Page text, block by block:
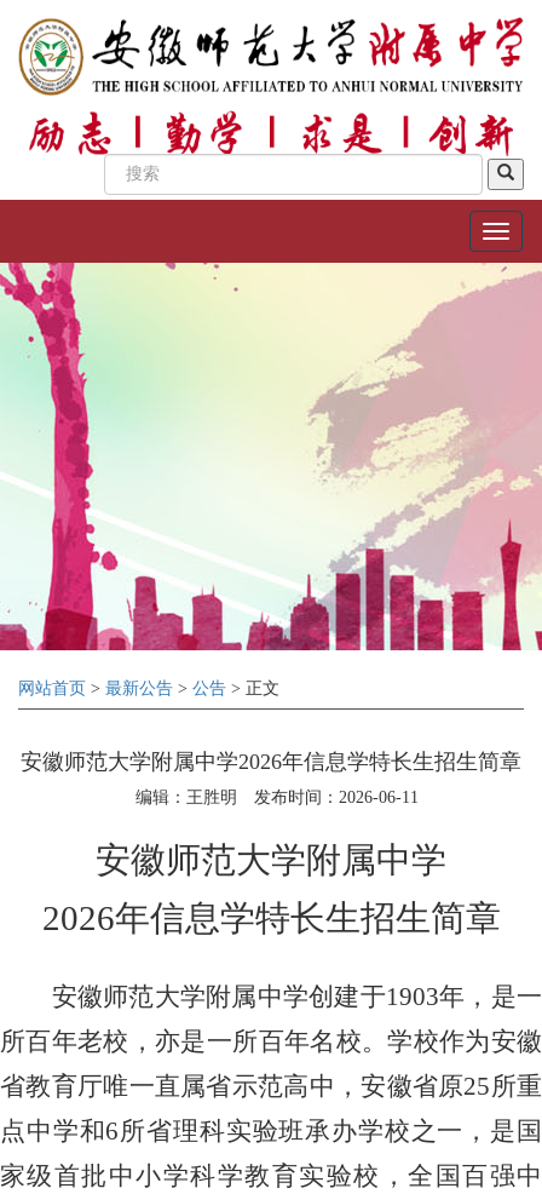
网站首页 > 最新公告 > 公告 > 正文
安徽师范大学附属中学2026年信息学特长生招生简章
编辑：王胜明 发布时间：2026-06-11
安徽师范大学附属中学
2026年信息学特长生招生简章
安徽师范大学附属中学创建于1903年，是一
所百年老校，亦是一所百年名校。学校作为安徽
省教育厅唯一直属省示范高中，安徽省原25所重
点中学和6所省理科实验班承办学校之一，是国
家级首批中小学科学教育实验校，全国百强中